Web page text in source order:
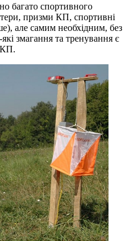
багато спортивного
призми КП, спортивні
але самим необхідним, без
змагання та тренування є
КП.